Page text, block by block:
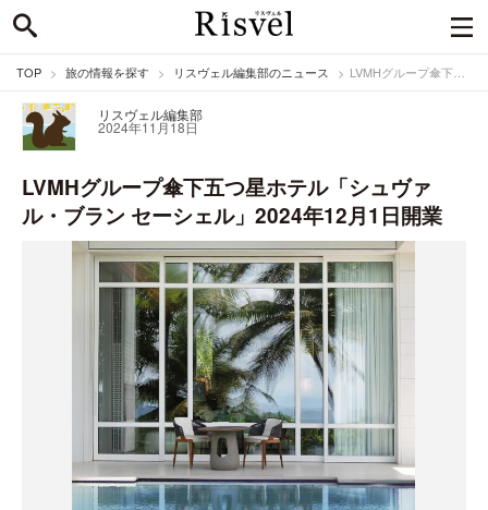
TOP 旅の情報を探す リスヴェル編集部のニュース LVMHグループ傘下五つ星ホテル「シュヴァル・ブラン セーシェル」2024年12月1日開業
リスヴェル編集部
2024年11月18日
LVMHグループ傘下五つ星ホテル「シュヴァ
ル・ブラン セーシェル」2024年12月1日開業